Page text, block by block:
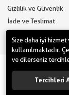
Gizlilik ve Güvenlik
İade ve Teslimat
Kuruluşudur. ©
Size daha iyi
kullanılmaktadır.
ve dilerseniz
Tercihleri